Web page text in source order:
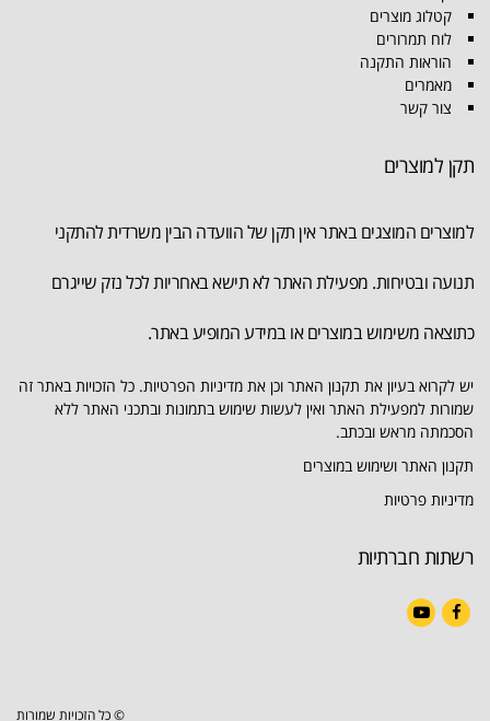
קטלוג מוצרים
לוח תמרורים
הוראות התקנה
מאמרים
צור קשר
תקן למוצרים
למוצרים המוצגים באתר אין תקן של הוועדה הבין משרדית להתקני
תנועה ובטיחות. מפעילת האתר לא תישא באחריות לכל נזק שייגרם
כתוצאה משימוש במוצרים או במידע המופיע באתר.
יש לקרוא בעיון את תקנון האתר וכן את מדיניות הפרטיות. כל הזכויות באתר זה
שמורות למפעילת האתר ואין לעשות שימוש בתמונות ובתכני האתר ללא
הסכמתה מראש ובכתב.
תקנון האתר ושימוש במוצרים
מדיניות פרטיות
רשתות חברתיות
© כל הזכויות שמורות